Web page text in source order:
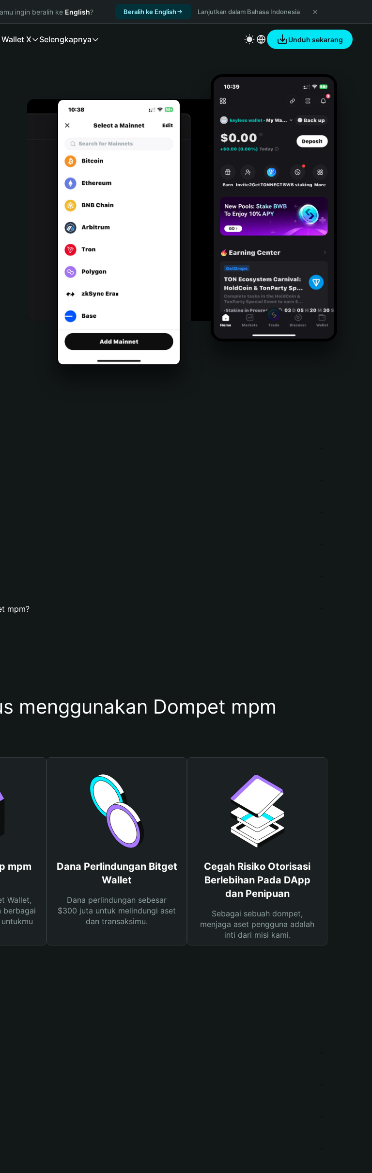
ingin beralih ke English? Beralih ke English Lanjutkan dalam Bahasa Indonesia
X Selengkapnya Unduh sekarang
mpm?
menggunakan Dompet mpm
mpm
Wallet,
berbagai
Dana Perlindungan Bitget
Wallet
Dana perlindungan sebesar
$300 juta untuk melindungi aset
dan transaksimu.
Cegah Risiko Otorisasi
Berlebihan Pada DApp
dan Penipuan
Sebagai sebuah dompet,
menjaga aset pengguna adalah
inti dari misi kami.